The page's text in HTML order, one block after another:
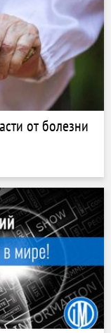
от болезни